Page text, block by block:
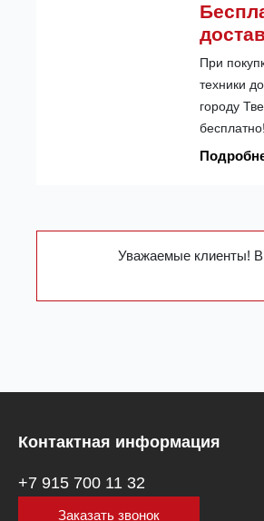
При
техники
городу
бесплатно!
Уважаемые клиенты! В
Контактная информация
+7 915 700 11 32
Заказать звонок